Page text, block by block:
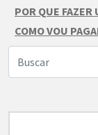
POR QUE FAZER
COMO VOU